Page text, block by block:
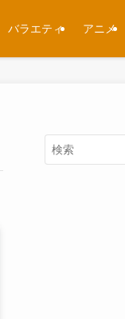
バラエティ アニメ